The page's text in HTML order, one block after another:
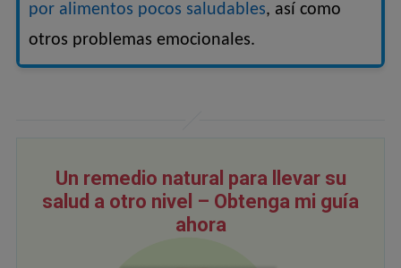
por alimentos pocos saludables, así como
otros problemas emocionales.
Un remedio natural para llevar su
salud a otro nivel – Obtenga mi guía
ahora